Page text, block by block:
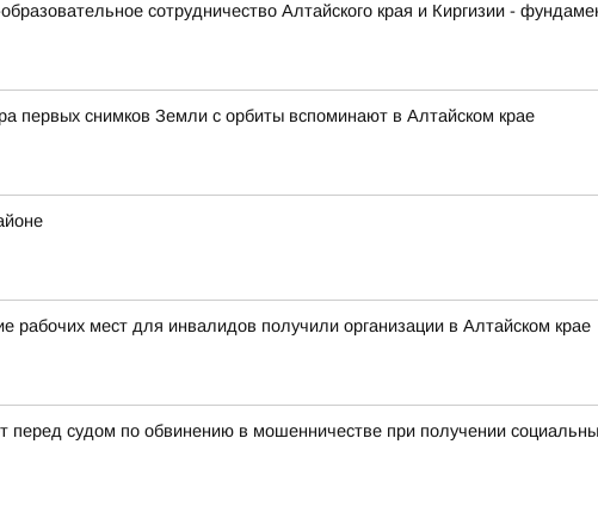
сотрудничество Алтайского края и Киргизии -
первых снимков Земли с орбиты вспоминают в Алтайском крае
рабочих мест для инвалидов получили организации в Алтайском крае
перед судом по обвинению в мошенничестве при получении